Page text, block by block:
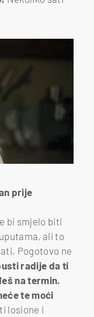
prije
bi smjelo biti
ali to
Pogotovo ne
radije da ti
na termin.
te moći
losione i